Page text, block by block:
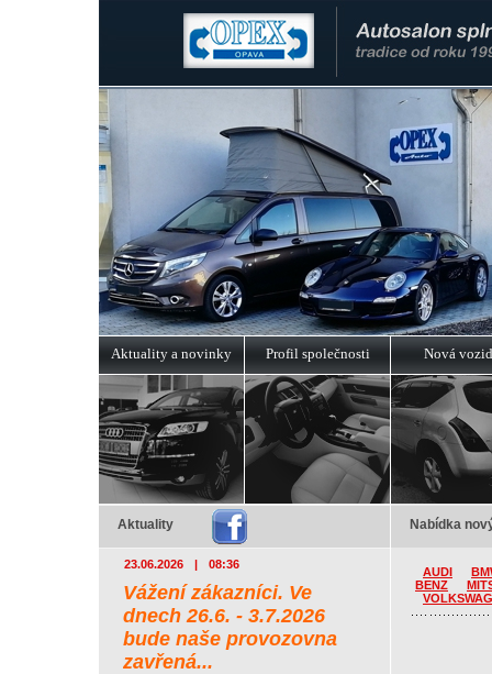
Aktuality a novinky Profil společnosti Nová
Aktuality
23.06.2026 | 08:36
Vážení zákazníci. Ve
dnech 26.6. - 3.7.2026
bude naše provozovna
zavřená...
Nabídka
AUDI
BENZ